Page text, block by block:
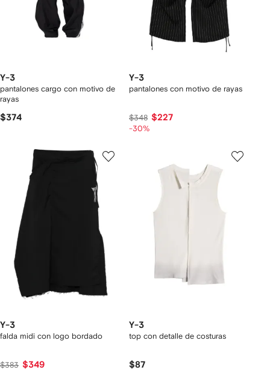
Y-3
pantalones cargo con motivo de
rayas
$374
Y-3
pantalones con motivo de rayas
$348 $227
-30%
Y-3
falda midi con logo bordado
$383 $349
Y-3
top con detalle de costuras
$87